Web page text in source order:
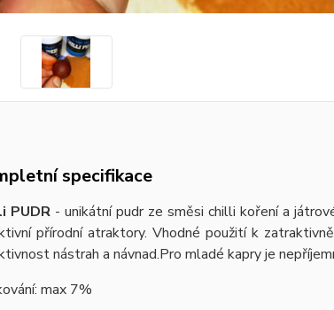
specifikace
PUDR - unikátní pudr ze směsi chilli koření a
přírodní atraktory. Vhodné použití k
nástrah a návnad.Pro mladé kapry je
max 7%